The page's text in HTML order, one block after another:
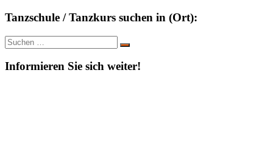
Tanzschule / Tanzkurs suchen in (Ort):
Suche
nach:
Suchen
Informieren Sie sich weiter!